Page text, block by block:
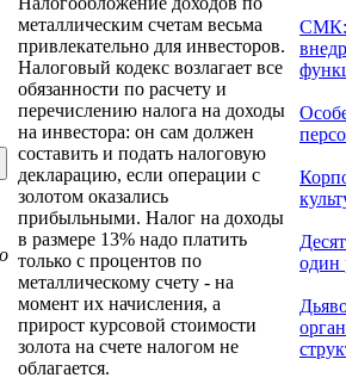
металлическим счетам весьма
привлекательно для инвесторов.
Налоговый кодекс возлагает все
обязанности по расчету и
перечислению налога на доходы
на инвестора: он сам должен
составить и подать налоговую
декларацию, если операции с
золотом оказались
прибыльными. Налог на доходы
в размере 13% надо платить
только с процентов по
металлическому счету - на
момент их начисления, а
прирост курсовой стоимости
золота на счете налогом не
облагается.
СМК:
один